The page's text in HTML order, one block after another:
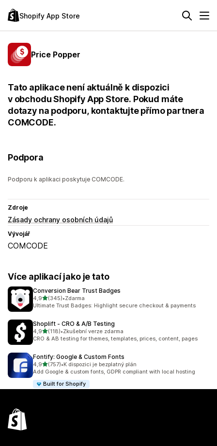
Shopify App Store
Price Popper
Tato aplikace není aktuálně k dispozici
v obchodu Shopify App Store. Pokud máte
dotazy na podporu, kontaktujte přímo partnera
COMCODE.
Podpora
Podporu k aplikaci poskytuje COMCODE.
Zdroje
Zásady ochrany osobních údajů
Vývojář
COMCODE
Více aplikací jako je tato
Conversion Bear Trust Badges
4,9z 5 hvězd
(345)
Celkový počet recenzí: 345
•Zdarma
Ultimate Trust Badges: Highlight secure checkout & payments
Shoplift ‑ CRO & A/B Testing
4,9z 5 hvězd
(118)
Celkový počet recenzí: 118
•Zkušební verze zdarma
CRO & AB testing for themes, templates, prices, content, pages
Fontify: Google & Custom Fonts
4,9z 5 hvězd
(757)
Celkový počet recenzí: 757
•K dispozici je bezplatný plán
Add Google & custom fonts, GDPR compliant with local hosting
Built for Shopify